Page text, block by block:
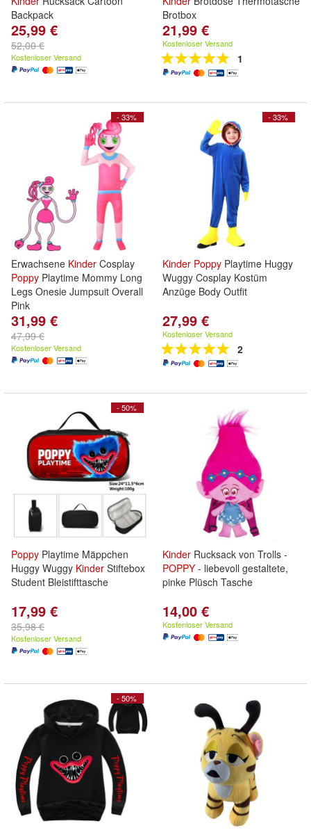
Backpack
25,99 €
52,00 €
Kostenloser Versand
Brotbox
21,99 €
Kostenloser Versand
1
- 33%
Erwachsene Kinder Cosplay
Poppy Playtime Mommy Long
Legs Onesie Jumpsuit Overall
Pink
31,99 €
47,99 €
Kostenloser Versand
- 33%
Kinder Poppy Playtime Huggy
Wuggy Cosplay Kostüm
Anzüge Body Outfit
27,99 €
Kostenloser Versand
2
- 50%
Poppy Playtime Mäppchen
Huggy Wuggy Kinder Stiftebox
Student Bleistifttasche
17,99 €
35,98 €
Kostenloser Versand
Kinder Rucksack von Trolls -
POPPY - liebevoll gestaltete,
pinke Plüsch Tasche
14,00 €
Kostenloser Versand
- 50%